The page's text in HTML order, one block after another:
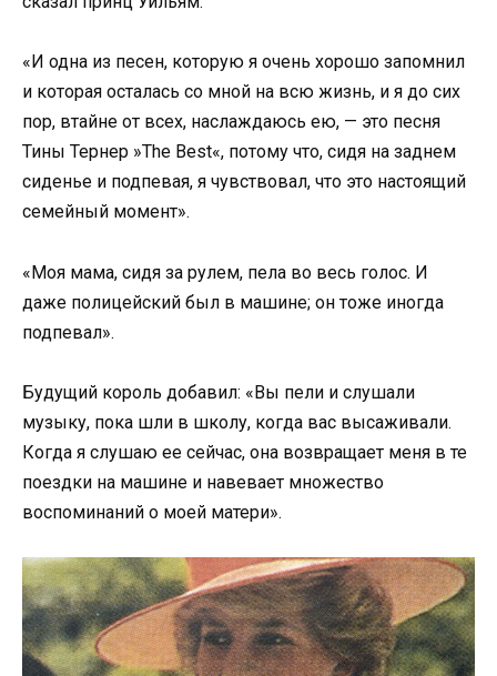
«И одна из песен, которую я очень хорошо запомнил
и которая осталась со мной на всю жизнь, и я до сих
пор, втайне от всех, наслаждаюсь ею, — это песня
Тины Тернер »The Best«, потому что, сидя на заднем
сиденье и подпевая, я чувствовал, что это настоящий
семейный момент».
«Моя мама, сидя за рулем, пела во весь голос. И
даже полицейский был в машине; он тоже иногда
подпевал».
Будущий король добавил: «Вы пели и слушали
музыку, пока шли в школу, когда вас высаживали.
Когда я слушаю ее сейчас, она возвращает меня в те
поездки на машине и навевает множество
воспоминаний о моей матери».